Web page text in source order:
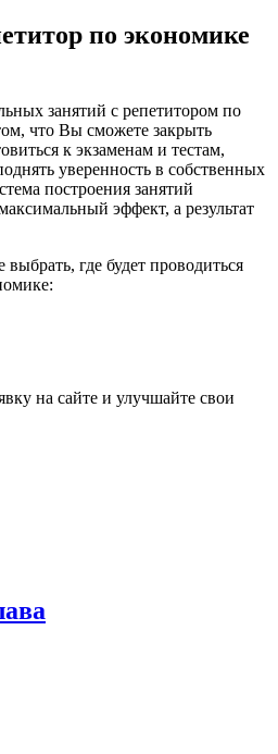
по экономике
занятий с репетитором по
что Вы сможете закрыть
к экзаменам и тестам,
уверенность в собственных
построения занятий
эффект, а результат
где будет проводиться
на сайте и улучшайте свои